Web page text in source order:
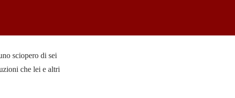
sciopero di sei
che lei e altri